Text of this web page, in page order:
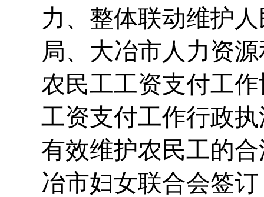
力、整体联动维护
局、大冶市人力资
农民工工资支付工
工资支付工作行政
有效维护农民工的
冶市妇女联合会签